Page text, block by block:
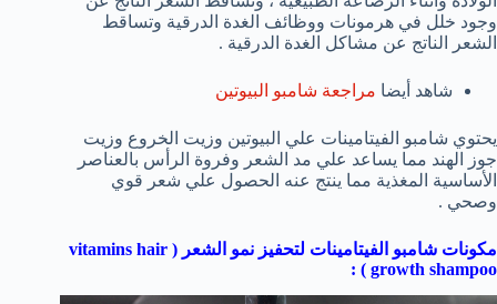
وجود خلل في هرمونات ووظائف الغدة الدرقية وتساقط
الشعر الناتج عن مشاكل الغدة الدرقية .
شاهد أيضا مراجعة شامبو البيوتين
يحتوي شامبو الفيتامينات علي البيوتين وزيت الخروع وزيت
جوز الهند مما يساعد علي مد الشعر وفروة الرأس بالعناصر
الأساسية المغذية مما ينتج عنه الحصول علي شعر قوي
وصحي .
مكونات شامبو الفيتامينات لتحفيز نمو الشعر ( vitamins hair
growth shampoo
) :